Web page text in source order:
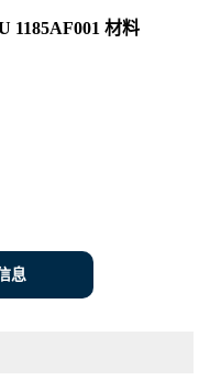
1185AF001 材料
息